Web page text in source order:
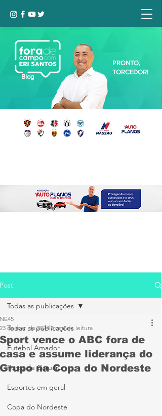
Blog
PRONTO,
TORCEDOR!
Post
Todas as publicações
Futebol Amador
Porto de Caruaru
Esportes em geral
Copa do Nordeste
Todas as publicações
Sport vence o ABC fora de
casa e assume liderança do
Grupo na Copa do Nordeste
NE45
23 de mar. de 2024 3 min de leitura